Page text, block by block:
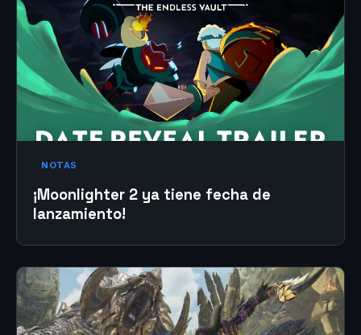
NOTAS
¡Moonlighter 2 ya tiene fecha de
lanzamiento!